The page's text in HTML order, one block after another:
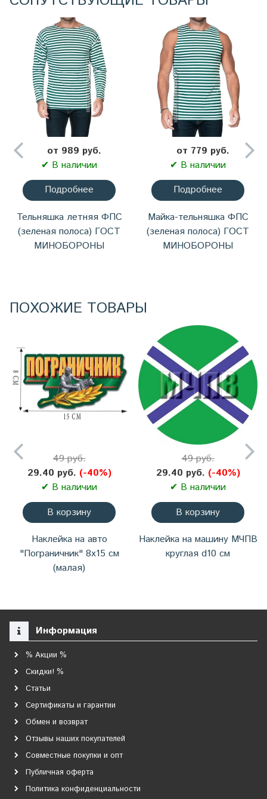
от 989 руб.
✔ В наличии
Подробнее
Тельняшка летняя ФПС
(зеленая полоса) ГОСТ
МИНОБОРОНЫ
от 779 руб.
✔ В наличии
Подробнее
Майка-тельняшка ФПС
(зеленая полоса) ГОСТ
МИНОБОРОНЫ
ПОХОЖИЕ ТОВАРЫ
49 руб.
29.40 руб. (-40%)
✔ В наличии
В корзину
Наклейка на авто
"Пограничник" 8х15 см
(малая)
49 руб.
29.40 руб. (-40%)
✔ В наличии
В корзину
Наклейка на машину МЧПВ
круглая d10 см
Информация
% Акции %
Скидки! %
Статьи
Сертификаты и гарантии
Обмен и возврат
Отзывы наших покупателей
Совместные покупки и опт
Публичная оферта
Политика конфиденциальности